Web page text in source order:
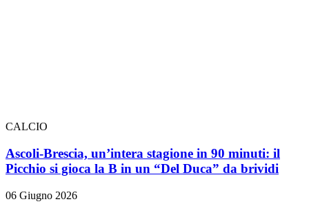
CALCIO
Ascoli-Brescia, un’intera stagione in 90 minuti: il
Picchio si gioca la B in un “Del Duca” da brividi
06 Giugno 2026